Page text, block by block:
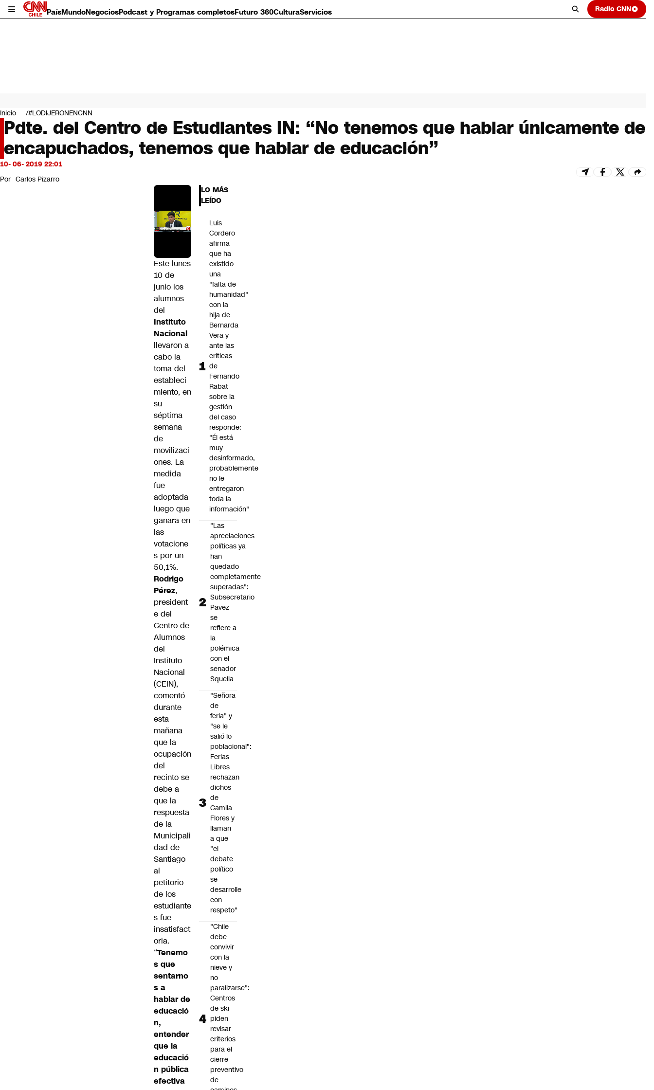
PaísMundoNegociosPodcast y Programas completosFuturo 360CulturaServicios Radio CNN
Mundo
Negocios
Deportes
Programas completos
Cultura
Servicios
Bits
CNN Data
Inicio #LODIJERONENCNN
Pdte. del Centro de Estudiantes IN: “No tenemos que hablar únicamente de
encapuchados, tenemos que hablar de educación”
10- 06- 2019 22:01
Por Carlos Pizarro
Este lunes
10 de
junio los
alumnos
del
Instituto
Nacional
llevaron a
cabo la
toma del
estableci
miento, en
su
séptima
semana
de
movilizaci
ones. La
medida
fue
adoptada
luego que
ganara en
las
votacione
s por un
50,1%.
Rodrigo
Pérez,
president
e del
Centro de
Alumnos
del
Instituto
Nacional
(CEIN),
comentó
durante
esta
mañana
que la
ocupación
del
recinto se
debe a
que la
respuesta
de la
Municipali
dad de
Santiago
al
petitorio
de los
estudiante
s fue
insatisfact
oria.
“Tenemo
s que
sentarno
s a
hablar de
educació
n,
entender
que la
educació
n pública
efectiva
LO MÁS
LEÍDO
Luis
Cordero
afirma
que ha
existido
una
"falta de
humanidad"
con la
hija de
Bernarda
Vera y
ante las
críticas
de
Fernando
Rabat
sobre la
gestión
del caso
responde:
"Él está
muy
desinformado,
probablemente
no le
entregaron
toda la
información"
"Las
apreciaciones
políticas ya
han
quedado
completamente
superadas":
Subsecretario
Pavez
se
refiere a
la
polémica
con el
senador
Squella
"Señora
de
feria" y
"se le
salió lo
poblacional":
Ferias
Libres
rechazan
dichos
de
Camila
Flores y
llaman
a que
"el
debate
político
se
desarrolle
con
respeto"
"Chile
debe
convivir
con la
nieve y
no
paralizarse":
Centros
de ski
piden
revisar
criterios
para el
cierre
preventivo
de